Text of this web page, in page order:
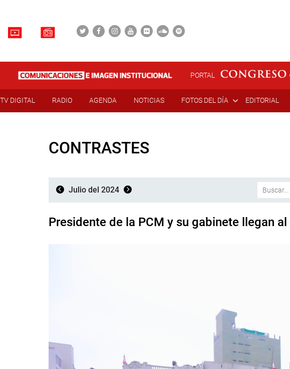
PORTAL
TV DIGITAL RADIO AGENDA NOTICIAS FOTOS DEL DÍA EDITORIAL
CONTRASTES
Julio del 2024
Presidente de la PCM y su gabinete llegan